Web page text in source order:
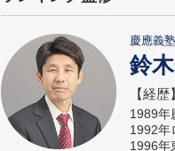
慶應義
鈴
【経歴】
1989年
1992年
1996年